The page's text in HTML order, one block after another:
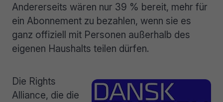
Andererseits wären nur 39 % bereit, mehr für
ein Abonnement zu bezahlen, wenn sie es
ganz offiziell mit Personen außerhalb des
eigenen Haushalts teilen dürfen.
Die Rights
Alliance, die die